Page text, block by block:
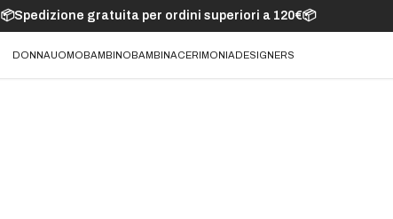
📦Spedizione gratuita per ordini superiori a 120€📦
DONNAUOMOBAMBINOBAMBINACERIMONIADESIGNERS